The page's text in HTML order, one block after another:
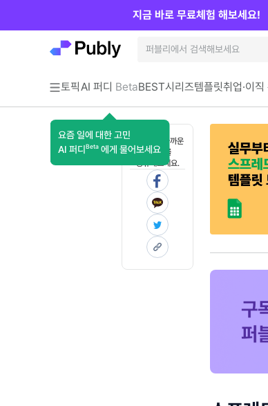
토픽AI 퍼디 Beta
요즘 일에 대한 고민
AI 퍼디 Beta 에게 물어보세요
BEST시리즈템플릿취업·이
지금 바로 무료체험 해보세요!
혼자 보기 아까운
콘텐츠를
공유해보세요.